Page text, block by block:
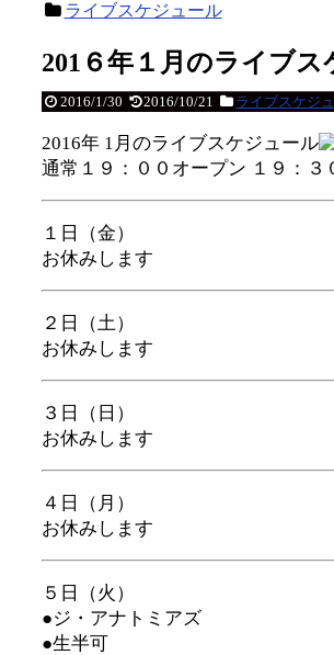
ライブスケジュール
201６年１月のライブス
2016/1/30 2016/10/21 ライブスケジ
2016年 1月のライブスケジュール
通常１９：００オープン １９：３
１日（金）
お休みします
２日（土）
お休みします
３日（日）
お休みします
４日（月）
お休みします
５日（火）
●ジ・アナトミアズ
●生半可